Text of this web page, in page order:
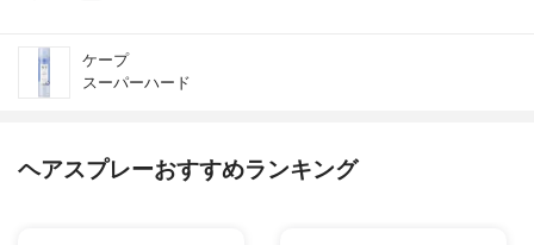
ケープ
スーパーハード
ヘアスプレーおすすめランキング